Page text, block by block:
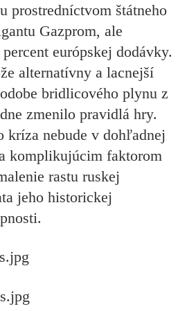
prostredníctvom štátneho
Gazprom, ale
európskej dodávky.
alternatívny a lacnejší
bridlicového plynu z
zmenilo pravidlá hry.
kríza nebude v dohľadnej
komplikujúcim faktorom
rastu ruskej
jeho historickej